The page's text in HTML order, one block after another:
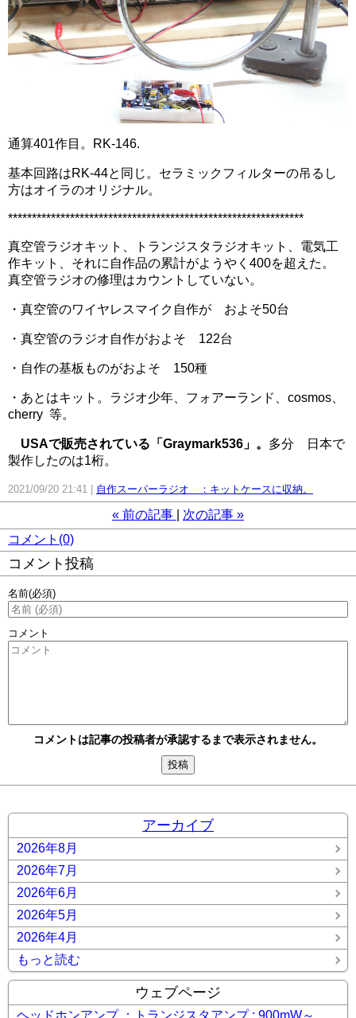
通算401作目。RK-146.
基本回路はRK-44と同じ。セラミックフィルターの吊るし
方はオイラのオリジナル。
**************************************************************
真空管ラジオキット、トランジスタラジオキット、電気工
作キット、それに自作品の累計がようやく400を超えた。
真空管ラジオの修理はカウントしていない。
・真空管のワイヤレスマイク自作が およそ50台
・真空管のラジオ自作がおよそ 122台
・自作の基板ものがおよそ 150種
・あとはキット。ラジオ少年、フォアーランド、cosmos、
cherry 等。
USAで販売されている「Graymark536」。 多分 日本で
製作したのは1桁。
2021/09/20 21:41 自作スーパーラジオ ：キットケースに収納。
« 前の記事 次の記事 »
コメント(0)
コメント投稿
名前(必須)
コメント
コメントは記事の投稿者が承認するまで表示されません。
アーカイブ
2026年8月
2026年7月
2026年6月
2026年5月
2026年4月
もっと読む
ウェブページ